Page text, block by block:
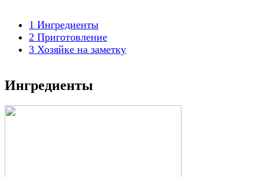
1 Ингредиенты
2 Приготовление
3 Хозяйке на заметку
Ингредиенты